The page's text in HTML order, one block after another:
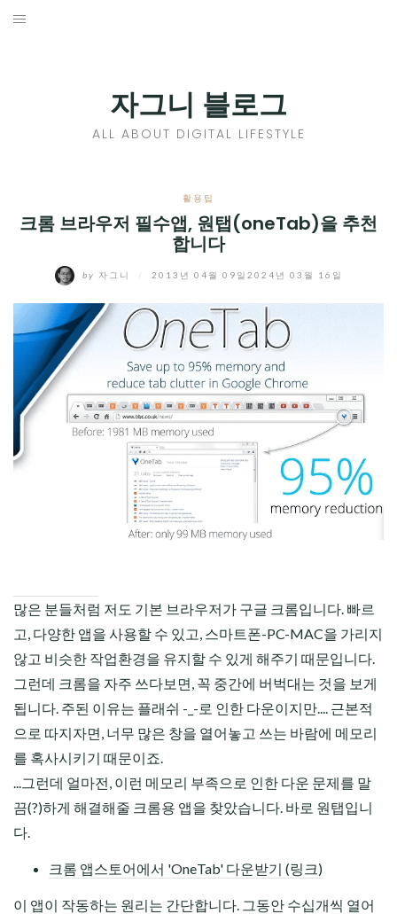
Skip
자그니 블로그
ALL ABOUT DIGITAL LIFESTYLE
활용팁
크롬 브라우저 필수앱, 원탭(oneTab)을 추천
합니다
by 자그니 2013년 04월 09일 2024년 03월 16일
많은 분들처럼 저도 기본 브라우저가 구글 크롬입니다. 빠르
고, 다양한 앱을 사용할 수 있고, 스마트폰-PC-MAC을 가리지
않고 비슷한 작업환경을 유지할 수 있게 해주기 때문입니다.
그런데 크롬을 자주 쓰다보면, 꼭 중간에 버벅대는 것을 보게
됩니다. 주된 이유는 플래쉬 -_-로 인한 다운이지만.... 근본적
으로 따지자면, 너무 많은 창을 열어놓고 쓰는 바람에 메모리
를 혹사시키기 때문이죠.
...그런데 얼마전, 이런 메모리 부족으로 인한 다운 문제를 말
끔(?)하게 해결해줄 크롬용 앱을 찾았습니다. 바로 원탭입니
다.
크롬 앱스토어에서 'OneTab' 다운받기 (링크)
이 앱이 작동하는 원리는 간단합니다. 그동안 수십개씩 열어
CHILD
디지털트렌드
디지털라이프
EXPAND
CHILD
MENU
신제품
EXPAND
CHILD
MENU
제품리뷰
EXPAND
CHILD